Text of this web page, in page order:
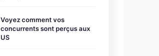
Voyez comment vos
concurrents sont perçus aux
US